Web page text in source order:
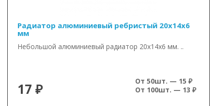
Радиатор алюминиевый ребристый 20х14х6
мм
Небольшой алюминиевый радиатор 20х14х6 мм. ..
17 ₽
От 50шт. — 15 ₽
От 100шт. — 13 ₽